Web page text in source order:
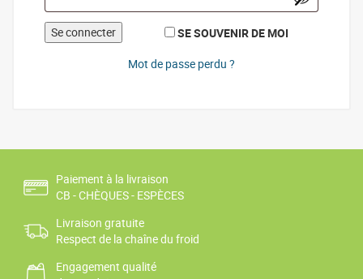
SE SOUVENIR DE MOI
Se connecter
Mot de passe perdu ?
Paiement à la livraison
CB - CHÈQUES - ESPÈCES
Livraison gratuite
Respect de la chaîne du froid
Engagement qualité